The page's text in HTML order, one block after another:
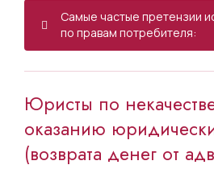
Самые частые претензии
по правам потребителя:
О взыскании
нарушение сроков
работ и обязании
зачет стоимости
Юристы по
оказанию
(возврата денег от